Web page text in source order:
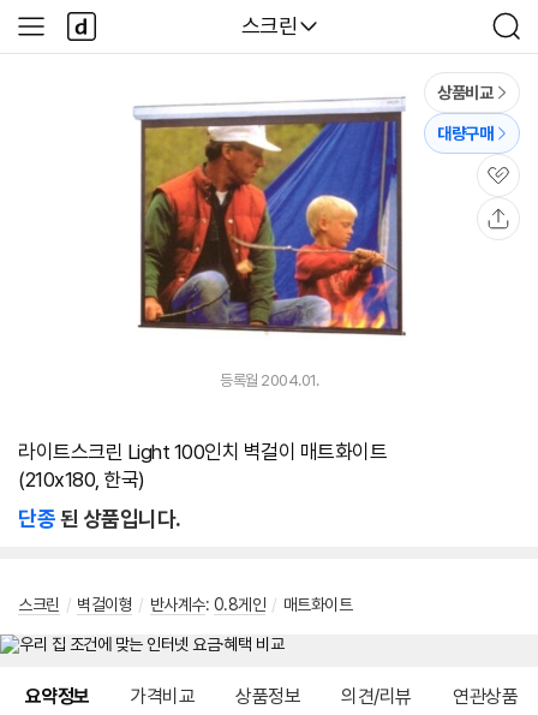
다나와
스크린
검
색
사
이
다
나
와
상품비교
대량구매
관
심
등록월 2004.01.
라이트스크린 Light 100인치 벽걸이 매트화이트
(210x180, 한국)
단종된 상품입니다.
스크린 / 벽걸이형 / 반사계수: 0.8게인 / 매트화이트
요약정보 가격비교 상품정보 의견/리뷰 연관상품